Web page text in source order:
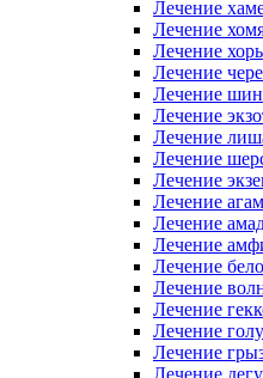
Лечение
Лечение
Лечение
Лечение
Лечение
Лечение
Лечение
Лечение
Лечение
Лечение агам
Лечение
Лечение
Лечение
Лечение
Лечение
Лечение
Лечение